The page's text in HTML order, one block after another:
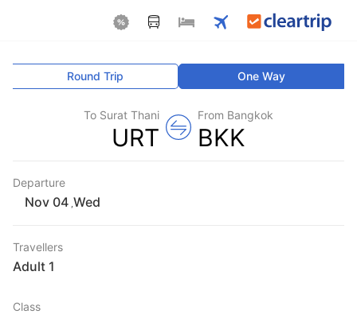
One Way
Round Trip
From Bangkok
BKK
To Surat Thani
URT
Departure
Wed
Travellers
1 Adult
Class